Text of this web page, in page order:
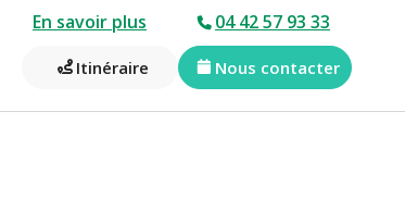
En savoir plus 04 42 57 93 33
Itinéraire Nous contacter